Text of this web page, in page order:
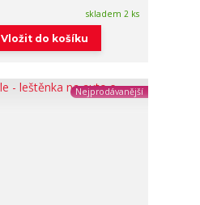
skladem 2 ks
Vložit do košíku
Nejprodávanější